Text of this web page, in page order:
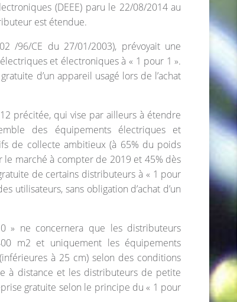
(DEEE) paru le 22/08/2014 au
est étendue.
/96/CE du 27/01/2003), prévoyait une
et électroniques à « 1 pour 1 ».
d’un appareil usagé lors de l’achat
précitée, qui vise par ailleurs à étendre
des équipements électriques et
de collecte ambitieux (à 65% du poids
le marché à compter de 2019 et 45% dès
de certains distributeurs à « 1 pour
utilisateurs, sans obligation d’achat d’un
» ne concernera que les distributeurs
m2 et uniquement les équipements
à 25 cm) selon des conditions
à distance et les distributeurs de petite
gratuite selon le principe du « 1 pour